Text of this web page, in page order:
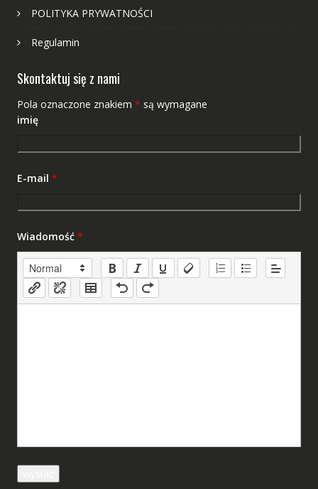
POLITYKA PRYWATNOŚCI
Regulamin
Skontaktuj się z nami
Pola oznaczone znakiem * są wymagane
imię
E-mail *
Wiadomość *